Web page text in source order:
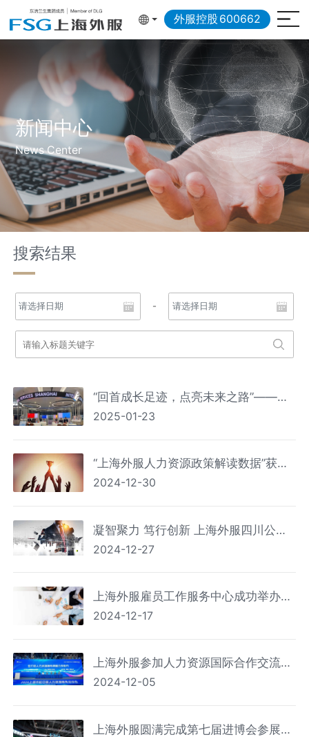
外服控股 600662
新闻中心
News Center
搜索结果
-
“回首成长足迹，点亮未来之路”——外
籍人员一站式综合服务中心工作总结交
2025-01-23
“上海外服人力资源政策解读数据”获上
海市首批数据产品知识产权登记存证
2024-12-30
凝智聚力 笃行创新 上海外服四川公司
举办央国企人力资源管理高质量发展交
2024-12-27
上海外服雇员工作服务中心成功举办
2024年度就业见习政策宣讲会
2024-12-17
上海外服参加人力资源国际合作交流活
动暨上海市人力资源服务洽谈大会
2024-12-05
上海外服圆满完成第七届进博会参展和